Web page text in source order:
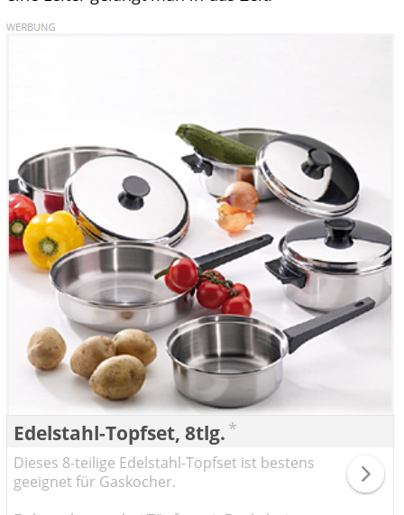
Edelstahl-Topfset, 8tlg. *
Dieses 8-teilige Edelstahl-Topfset ist bestens
geeignet für Gaskocher.